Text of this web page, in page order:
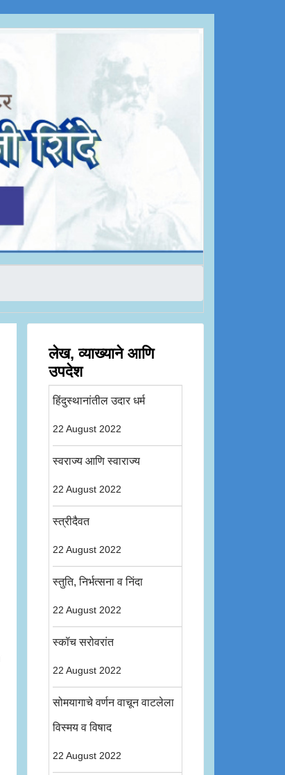
लेख, व्याख्याने आणि
उपदेश
हिंदुस्थानांतील उदार धर्म
22 August 2022
स्वराज्य आणि स्वाराज्य
22 August 2022
स्त्रीदैवत
22 August 2022
स्तुति, निर्भत्सना व निंदा
22 August 2022
स्कॉच सरोवरांत
22 August 2022
सोमयागाचे वर्णन वाचून वाटलेला
विस्मय व विषाद
22 August 2022